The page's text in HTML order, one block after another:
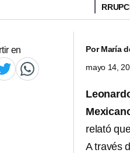
en PorMaría
mayo 14,
relató
A través